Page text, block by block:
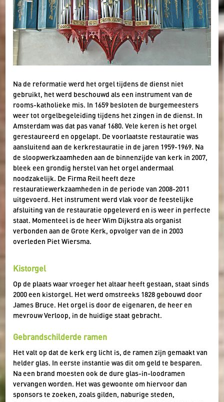
Na de reformatie werd het orgel tijdens de dienst niet
gebruikt, het werd beschouwd als een instrument van de
rooms-katholieke mis. In 1659 besloten de burgemeesters
weer tot orgelbegeleiding tijdens het zingen in de dienst. In
Amsterdam was dat pas vanaf 1680. Vele keren is het orgel
gerestaureerd en opgelapt. De voorlaatste restauratie was
aansluitend aan de kerkrestauratie in de jaren 1959-1969. Na
de sloopwerkzaamheden aan de binnenzijde van kerk in 2007,
bleek een grondig herstel van het orgel andermaal
noodzakelijk. De Firma Reil heeft deze
restauratiewerkzaamheden in de periode van 2008-2011
uitgevoerd. Het instrument werd vlak voor de feestelijke
afsluiting van de restauratie opgeleverd en is weer in perfecte
staat. Momenteel is de heer Wim Dijkstra als organist
verbonden aan de Grote Kerk, opvolger van de in 2003
overleden Piet Wiersma.
Kistorgel
Op de plaats waar vroeger het altaar heeft gestaan, staat sinds
2000 een kistorgel. Het werd omstreeks 1828 gebouwd door
James Bruce. Het orgel is door de eigenaren, de heer en
mevrouw Verloop, in de huidige staat gebracht.
Gebrandschilderde ramen
Het valt op dat de kerk erg licht is, de ramen zijn gemaakt van
helder glas. In eerste instantie was dit om geld te besparen.
Na een brand moesten ook de dure glas-in-loodramen
vervangen worden. Het was gewoonte om hiervoor dan
sponsors te zoeken, zoals gilden, naburige steden,